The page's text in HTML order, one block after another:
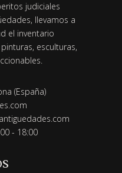
judiciales
llevamos a
el inventario
esculturas,
(España)
- 18:00